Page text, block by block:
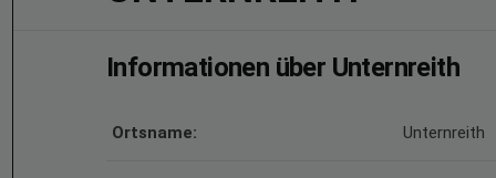
Informationen über Unternreith
Ortsname: Unternreith